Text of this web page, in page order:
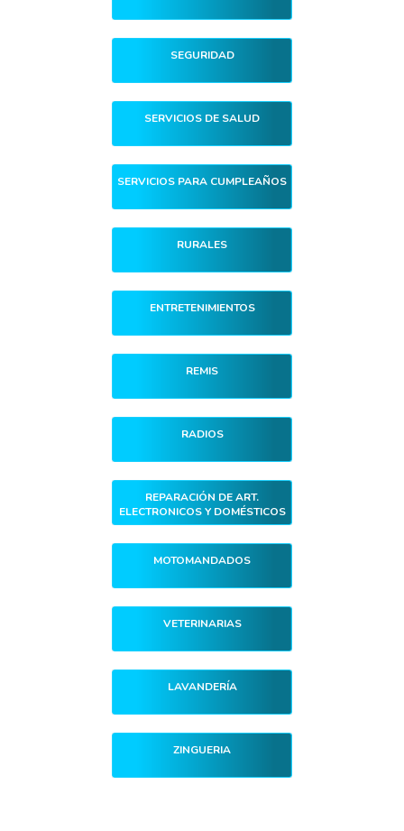
SEGURIDAD
SERVICIOS DE SALUD
SERVICIOS PARA CUMPLEAÑOS
RURALES
ENTRETENIMIENTOS
REMIS
RADIOS
REPARACIÓN DE ART.
ELECTRONICOS Y DOMÉSTICOS
MOTOMANDADOS
VETERINARIAS
LAVANDERÍA
ZINGUERIA